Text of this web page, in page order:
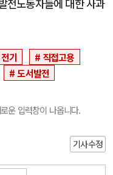
전노동자들에 대한 사과
전기
직접고용
도서발전
운 입력창이 나옵니다.
기사수정